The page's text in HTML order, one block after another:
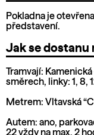
Pokladna je
představení.
Jak se dostanu
Tramvají:
směrech, linky: 1, 8,
Metrem: Vltavská
Autem: ano,
22 vždy na max. 2